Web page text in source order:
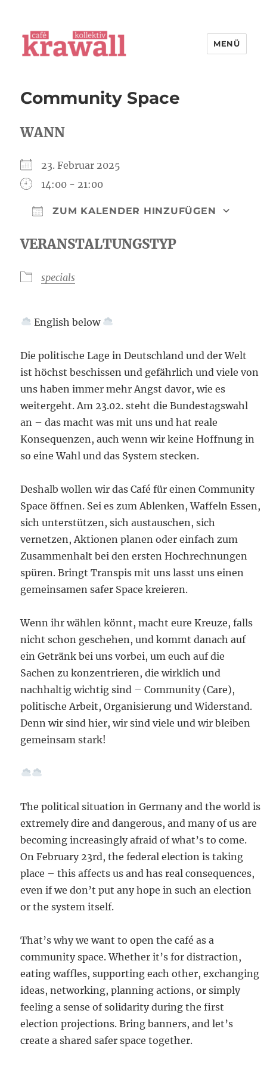
MENÜ
Community Space
WANN
23. Februar 2025
14:00 - 21:00
ZUM KALENDER HINZUFÜGEN
VERANSTALTUNGSTYP
specials
English below
Die politische Lage in Deutschland und der Welt
ist höchst beschissen und gefährlich und viele von
uns haben immer mehr Angst davor, wie es
weitergeht. Am 23.02. steht die Bundestagswahl
an – das macht was mit uns und hat reale
Konsequenzen, auch wenn wir keine Hoffnung in
so eine Wahl und das System stecken.
Deshalb wollen wir das Café für einen Community
Space öffnen. Sei es zum Ablenken, Waffeln Essen,
sich unterstützen, sich austauschen, sich
vernetzen, Aktionen planen oder einfach zum
Zusammenhalt bei den ersten Hochrechnungen
spüren. Bringt Transpis mit uns lasst uns einen
gemeinsamen safer Space kreieren.
Wenn ihr wählen könnt, macht eure Kreuze, falls
nicht schon geschehen, und kommt danach auf
ein Getränk bei uns vorbei, um euch auf die
Sachen zu konzentrieren, die wirklich und
nachhaltig wichtig sind – Community (Care),
politische Arbeit, Organisierung und Widerstand.
Denn wir sind hier, wir sind viele und wir bleiben
gemeinsam stark!
The political situation in Germany and the world is
extremely dire and dangerous, and many of us are
becoming increasingly afraid of what’s to come.
On February 23rd, the federal election is taking
place – this affects us and has real consequences,
even if we don’t put any hope in such an election
or the system itself.
That’s why we want to open the café as a
community space. Whether it’s for distraction,
eating waffles, supporting each other, exchanging
ideas, networking, planning actions, or simply
feeling a sense of solidarity during the first
election projections. Bring banners, and let’s
create a shared safer space together.